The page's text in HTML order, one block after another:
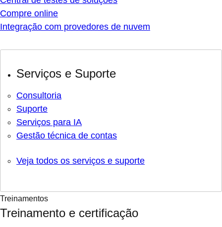
Compre online
Integração com provedores de nuvem
Serviços e Suporte
Consultoria
Suporte
Serviços para IA
Gestão técnica de contas
Veja todos os serviços e suporte
Treinamentos
Treinamento e certificação